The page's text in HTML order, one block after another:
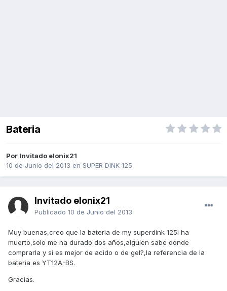
Bateria
Por Invitado elonix21
10 de Junio del 2013 en SUPER DINK 125
Invitado elonix21
Publicado 10 de Junio del 2013
Muy buenas,creo que la bateria de my superdink 125i ha
muerto,solo me ha durado dos años,alguien sabe donde
comprarla y si es mejor de acido o de gel?,la referencia de la
bateria es YT12A-BS.
Gracias.